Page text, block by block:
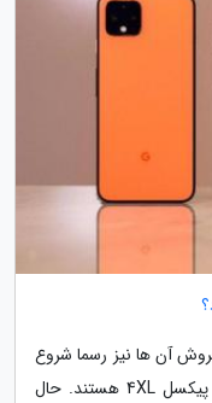
آن ها نیز رسما شروع
نشده، پیکسل 4 و برادر بزرگ تر آن یعنی پیکسل 4XL هستند. حال